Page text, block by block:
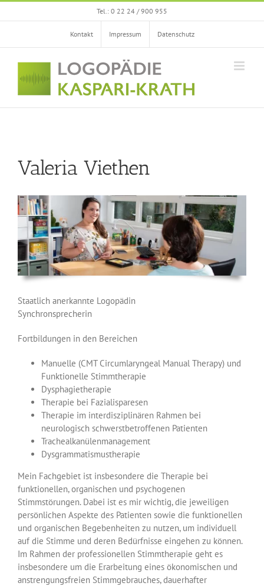
Zum
Inhalt
Tel.: 0 22 24 / 900 955
Kontakt Impressum Datenschutz
Valeria Viethen
Staatlich anerkannte Logopädin
Synchronsprecherin
Fortbildungen in den Bereichen
Manuelle (CMT Circumlaryngeal Manual Therapy) und
Funktionelle Stimmtherapie
Dysphagietherapie
Therapie bei Fazialisparesen
Therapie im interdisziplinären Rahmen bei
neurologisch schwerstbetroffenen Patienten
Trachealkanülenmanagement
Dysgrammatismustherapie
Mein Fachgebiet ist insbesondere die Therapie bei
funktionellen, organischen und psychogenen
Stimmstörungen. Dabei ist es mir wichtig, die jeweiligen
persönlichen Aspekte des Patienten sowie die funktionellen
und organischen Begebenheiten zu nutzen, um individuell
auf die Stimme und deren Bedürfnisse eingehen zu können.
Im Rahmen der professionellen Stimmtherapie geht es
insbesondere um die Erarbeitung eines ökonomischen und
anstrengungsfreien Stimmgebrauches, dauerhafter